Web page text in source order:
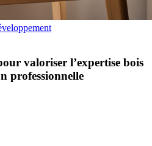
valoriser l’expertise bois
professionnelle